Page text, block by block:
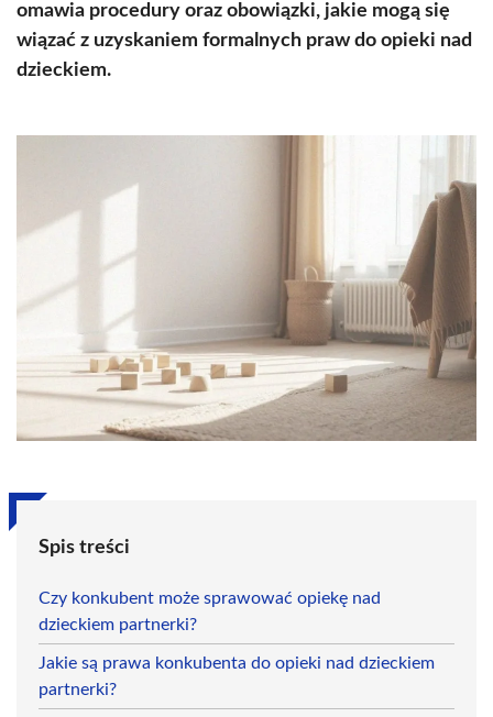
omawia procedury oraz obowiązki, jakie mogą się
wiązać z uzyskaniem formalnych praw do opieki nad
dzieckiem.
Spis treści
Czy konkubent może sprawować opiekę nad
dzieckiem partnerki?
Jakie są prawa konkubenta do opieki nad dzieckiem
partnerki?